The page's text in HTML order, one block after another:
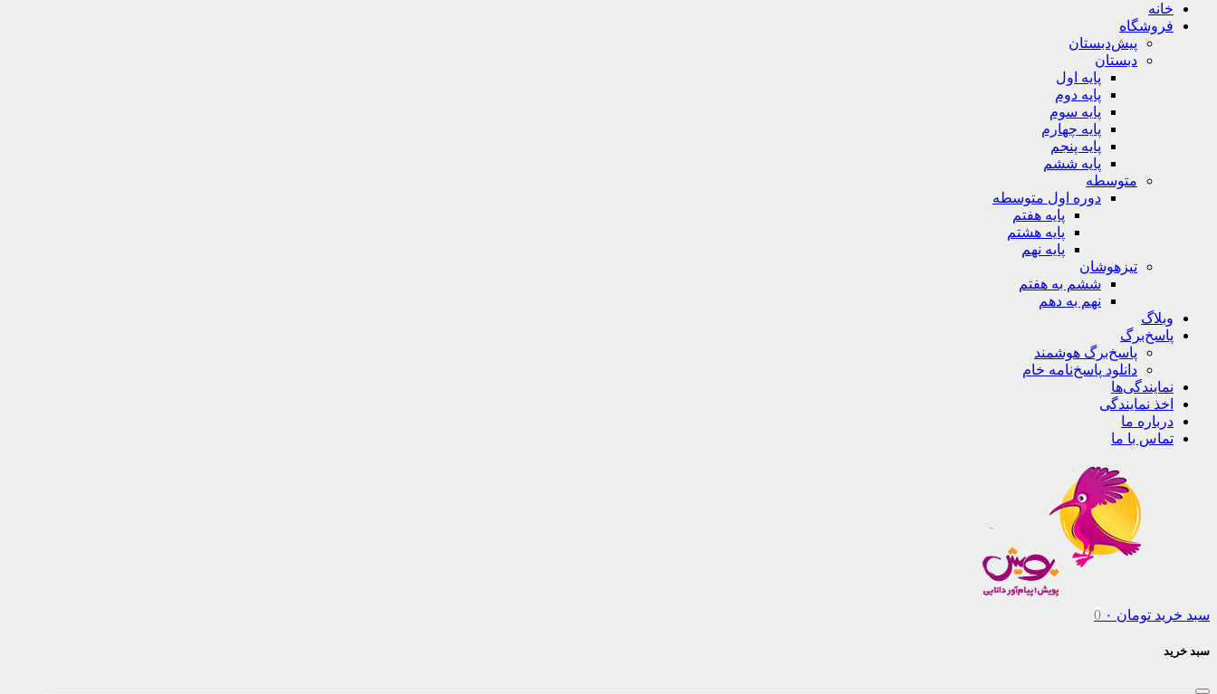
خانه
فروشگاه
پیش‌دبستان
دبستان
پایه اول
پایه دوم
پایه سوم
پایه چهارم
پایه پنجم
پایه ششم
متوسطه
دوره اول متوسطه
پایه هفتم
پایه هشتم
پایه نهم
تیزهوشان
ششم به هفتم
نهم به دهم
وبلاگ
پاسخ‌برگ
پاسخ‌برگ‌ هوشمند
دانلود پاسخ‌نامه خام
نمایندگی‌ها
اخذ نمایندگی
درباره ما
تماس با ما
سبد خرید تومان 0
سبد خرید